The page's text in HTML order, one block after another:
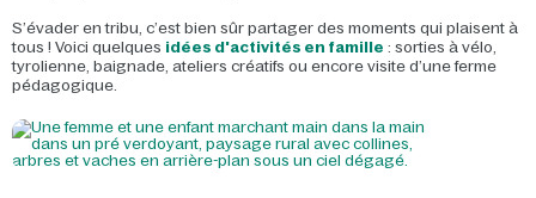
S’évader en tribu, c’est bien sûr partager des moments qui plaisent à
tous ! Voici quelques idées d'activités en famille : sorties à vélo,
tyrolienne, baignade, ateliers créatifs ou encore visite d’une ferme
pédagogique.